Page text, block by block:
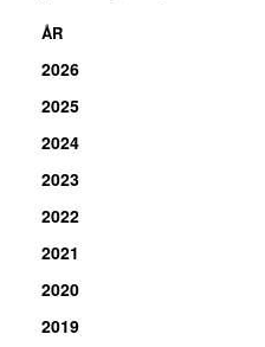
ÅR
2026
2025
2024
2023
2022
2021
2020
2019